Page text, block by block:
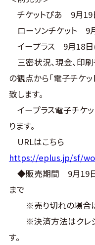
公
式
サ
イ
ト
チケットぴあ 9月19
ローソンチケット 9
イープラス 9月18日
三密状況、現金、印
の観点から「電子チケ
致します。
イープラス電子チケッ
ります。
URLはこちら
https://eplus.jp/sf/
◆販売期間 9月19日
まで
※売り切れの場合は
※決済方法はクレジ
す。